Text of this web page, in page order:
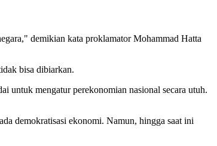
demikian kata proklamator Mohammad Hatta
bisa dibiarkan.
untuk mengatur perekonomian nasional secara utuh.
demokratisasi ekonomi. Namun, hingga saat ini